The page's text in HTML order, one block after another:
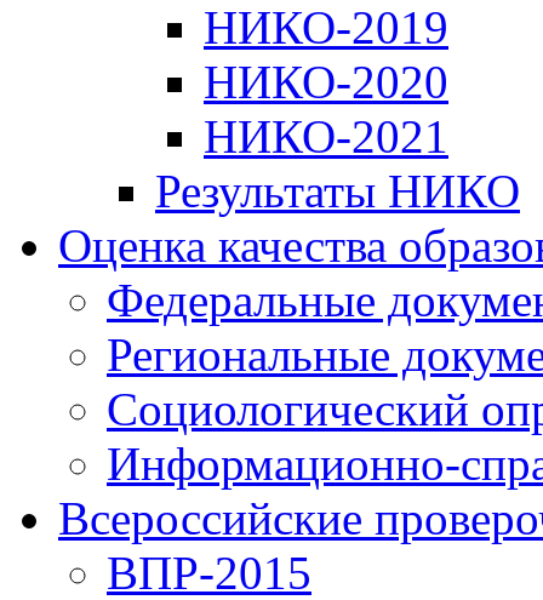
НИКО-2019
НИКО-2020
НИКО-2021
Результаты НИКО
Оценка качества
Федеральные
Региональные
Социологический
Информационно-
Всероссийские
ВПР-2015